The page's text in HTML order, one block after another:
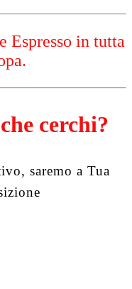
Espresso in tutta
cerchi?
saremo a Tua